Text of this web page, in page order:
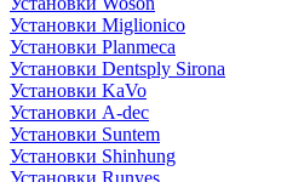
Установки Miglionico
Установки Planmeca
Установки Dentsply Sirona
Установки KaVo
Установки A-dec
Установки Suntem
Установки Shinhung
Установки Runyes